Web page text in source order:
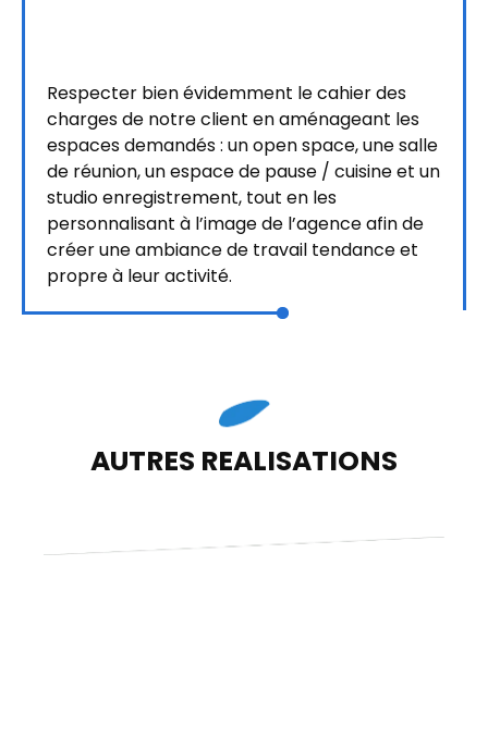
Respecter bien évidemment le cahier des
charges de notre client en aménageant les
espaces demandés : un open space, une salle
de réunion, un espace de pause / cuisine et un
studio enregistrement, tout en les
personnalisant à l’image de l’agence afin de
créer une ambiance de travail tendance et
propre à leur activité.
AUTRES REALISATIONS